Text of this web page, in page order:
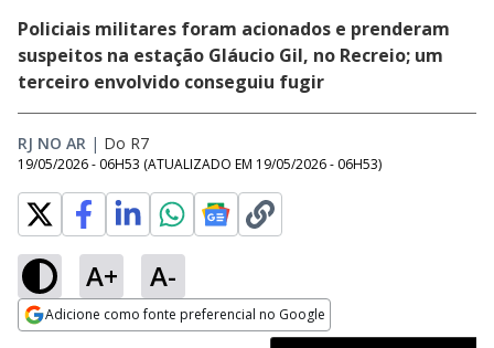
Policiais militares foram acionados e prenderam
suspeitos na estação Gláucio Gil, no Recreio; um
terceiro envolvido conseguiu fugir
RJ NO AR | Do R7
19/05/2026 - 06H53 (ATUALIZADO EM 19/05/2026 - 06H53)
A+ A-
Adicione como fonte preferencial no Google
Ativar
Loaded
68.40%